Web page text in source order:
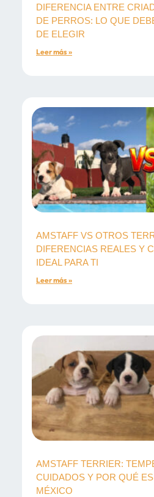
DIFERENCIA ENTRE
DE PERROS: LO QUE
DE ELEGIR
Leer más »
AMSTAFF VS OTROS
DIFERENCIAS REALES Y
IDEAL PARA TI
Leer más »
AMSTAFF TERRIER:
CUIDADOS Y POR QUÉ
MÉXICO